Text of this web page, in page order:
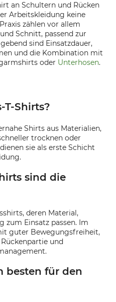
an Schultern und Rücken
Arbeitskleidung keine
zählen vor allem
Schnitt, passend zur
sind Einsatzdauer,
und die Kombination mit
oder Unterhosen.
Shirts?
Shirts aus Materialien,
trocknen oder
sie als erste Schicht
sind die
deren Material,
zum Einsatz passen. Im
guter Bewegungsfreiheit,
und
besten für den